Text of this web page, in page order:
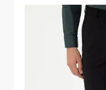
Размер
48 / 48